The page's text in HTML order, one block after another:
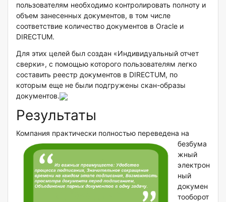
пользователям необходимо контролировать полноту и
объем занесенных документов, в том числе
соответствие количество документов в Oracle и
DIRECTUM.
Для этих целей был создан «Индивидуальный отчет
сверки», с помощью которого пользователям легко
составить реестр документов в DIRECTUM, по
которым еще не были подгружены скан-образы
документов.
Результаты
Компания практически полностью переведена на
безбума
жный
электрон
ный
докумен
тооборот